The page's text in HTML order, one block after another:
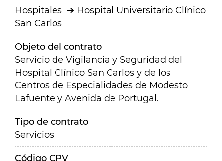
Hospitales
Hospital Universitario Clínico
San Carlos
Objeto del contrato
Servicio de Vigilancia y Seguridad del
Hospital Clínico San Carlos y de los
Centros de Especialidades de Modesto
Lafuente y Avenida de Portugal.
Tipo de contrato
Servicios
Código CPV